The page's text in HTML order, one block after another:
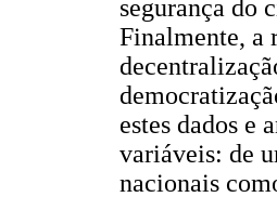
segurança do
Finalmente, a
estes dados e
variáveis: de
nacionais